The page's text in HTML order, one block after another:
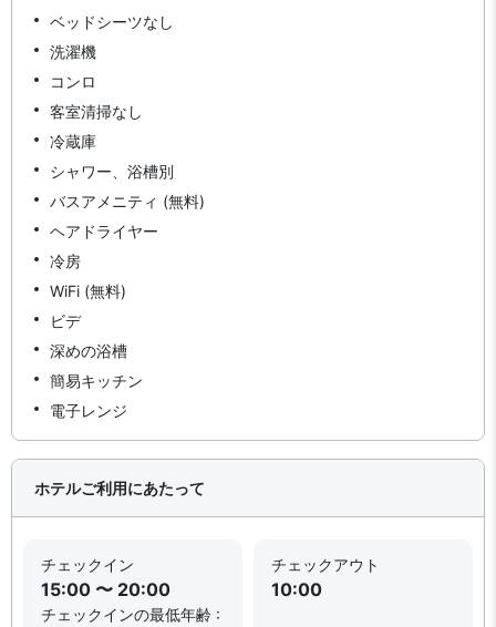
ベッドシーツなし
洗濯機
コンロ
客室清掃なし
冷蔵庫
シャワー、浴槽別
バスアメニティ (無料)
ヘアドライヤー
冷房
WiFi (無料)
ビデ
深めの浴槽
簡易キッチン
電子レンジ
ホテルご利用にあたって
チェックイン
15:00 〜 20:00
チェックインの最低年齢 :
チェックアウト
10:00